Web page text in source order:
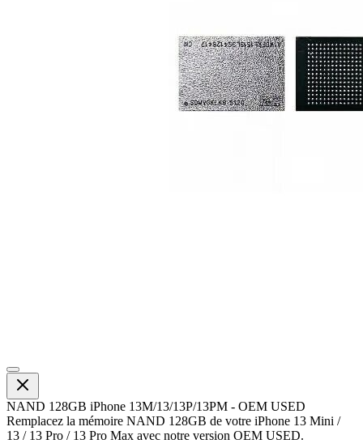
NAND 128GB iPhone 13M/13/13P/13PM - OEM USED
Remplacez la mémoire NAND 128GB de votre iPhone 13 Mini /
13 / 13 Pro / 13 Pro Max avec notre version OEM USED.